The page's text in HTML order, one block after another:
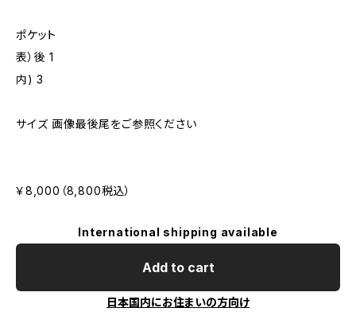
ポケット
表）後 1
内) 3
サイズ 画像最後尾をご参照ください
￥8,000（8,800税込）
International shipping available
Add to cart
日本国内にお住まいの方向け